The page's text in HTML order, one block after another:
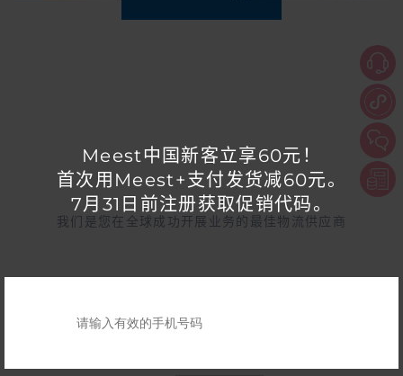
我们是您在全球成功开展业务的最佳物流供应商
Meest中国新客立享60元！
首次用Meest+支付发货减60元。
7月31日前注册获取促销代码。